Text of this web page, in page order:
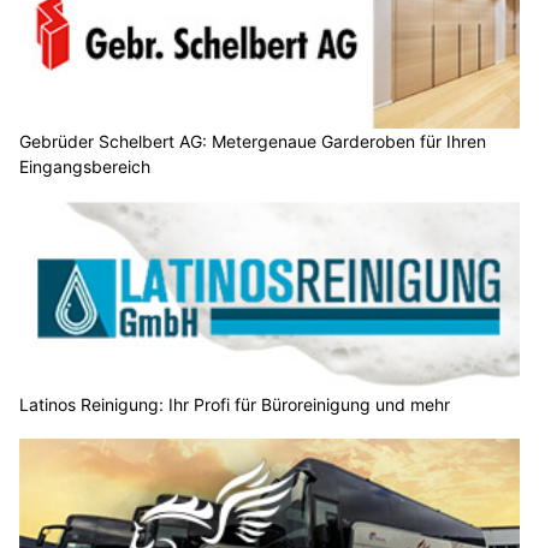
Gebrüder Schelbert AG: Metergenaue Garderoben für Ihren
Eingangsbereich
Latinos Reinigung: Ihr Profi für Büroreinigung und mehr